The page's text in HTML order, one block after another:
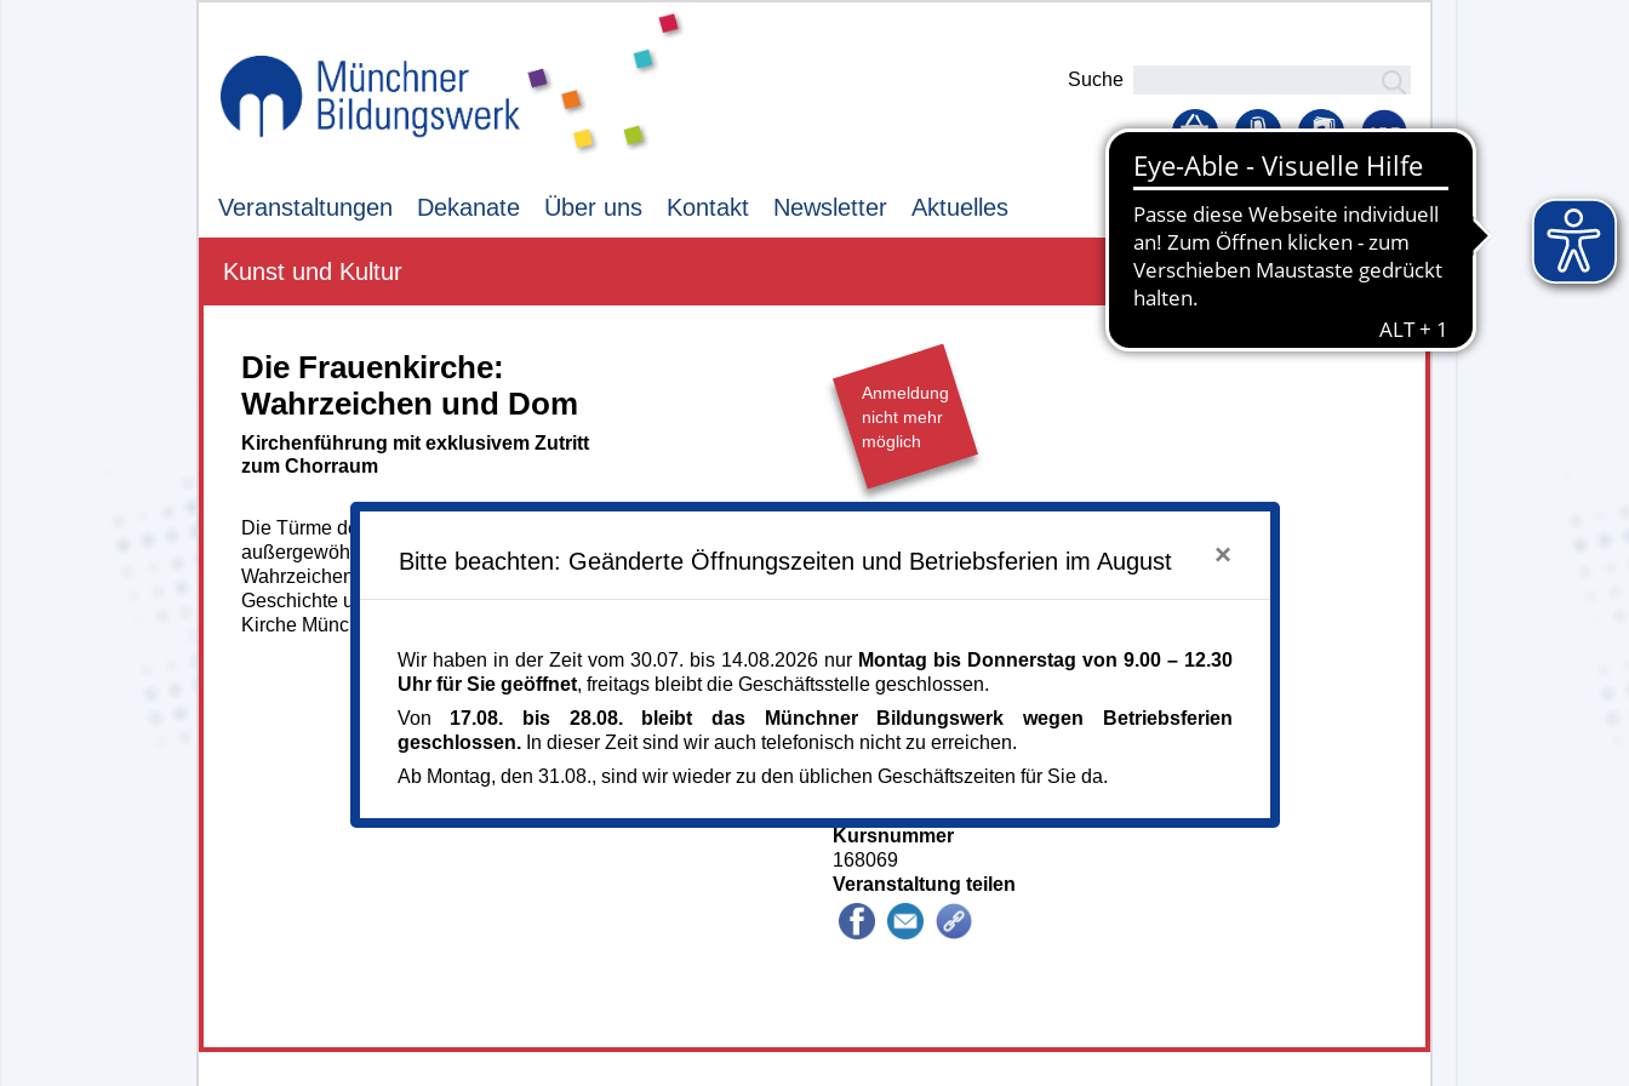
Suche
Veranstaltungen Dekanate Über uns Kontakt Newsletter Aktuelles Lernplattform
Kunst und Kultur
Die Frauenkirche:
Wahrzeichen und Dom
Kirchenführung mit exklusivem Zutritt
zum Chorraum
Die Türme der spätgotischen Frauenkirche mit ihren
außergewöhnlichen „Hauben“ kennen Sie als
Wahrzeichen Münchens. Lernen Sie die wechselvolle
Geschichte und die zahlreichen Kunstwerke der größten
Kirche Münchens näher kennen.
Anmeldung
nicht mehr
möglich
Veranstaltungsort
München
Kursgebühr
9 €
Referent_in
Anmeldung bis
Kursnummer
168069
Veranstaltung teilen
Bitte beachten: Geänderte Öffnungszeiten und Betriebsferien im August ×
Wir haben in der Zeit vom 30.07. bis 14.08.2026 nur Montag bis Donnerstag von 9.00 – 12.30
Uhr für Sie geöffnet, freitags bleibt die Geschäftsstelle geschlossen.
Von 17.08. bis 28.08. bleibt das Münchner Bildungswerk wegen Betriebsferien
geschlossen.In dieser Zeit sind wir auch telefonisch nicht zu erreichen.
Ab Montag, den 31.08., sind wir wieder zu den üblichen Geschäftszeiten für Sie da.